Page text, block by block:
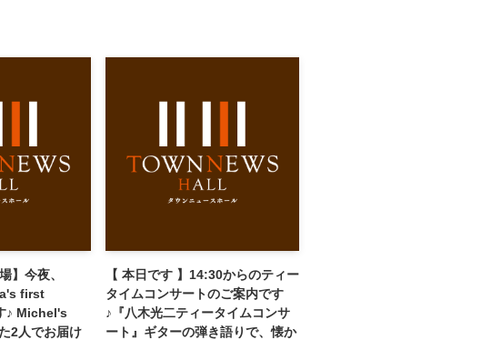
】今夜、
first
♪ Michel's
2人でお届け
【 本日です 】14:30からのティー
タイムコンサートのご案内です
♪『八木光二ティータイムコンサ
ート』ギターの弾き語りで、懐か